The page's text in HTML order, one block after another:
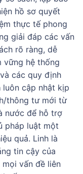
hồ sơ quyết
thực tế phong
giải đáp các vấn
rõ ràng, dễ
vững hệ thống
các quy định
luôn cập nhật kịp
thông tư mới từ
nước để hỗ trợ
pháp luật một
quả. Linh là
tin cậy của
vấn đề liên